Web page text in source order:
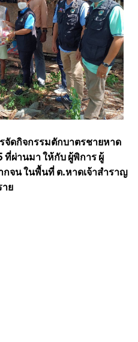
จัดกิจกรรมตักบาตรชายหาด
ที่ผ่านมา ให้กับ ผู้พิการ ผู้
กจน ในพื้นที่ ต.หาดเจ้าสำราญ
าย